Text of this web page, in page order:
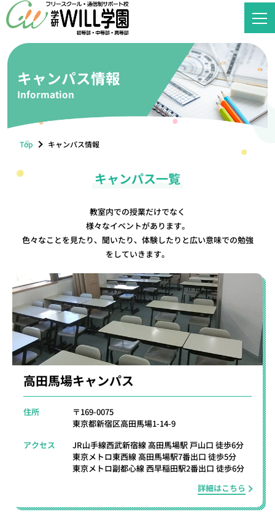
キャンパス情報
Information
Top キャンパス情報
キャンパス一覧
教室内での授業だけでなく
様々なイベントがあります。
色々なことを見たり、聞いたり、体験したりと広い意味での勉強
をしていきます。
高田馬場キャンパス
住所
〒169-0075
東京都新宿区高田馬場1-14-9
アクセス
JR山手線西武新宿線 高田馬場駅 戸山口 徒歩6分
東京メトロ東西線 高田馬場駅7番出口 徒歩5分
東京メトロ副都心線 西早稲田駅2番出口 徒歩6分
詳細はこちら